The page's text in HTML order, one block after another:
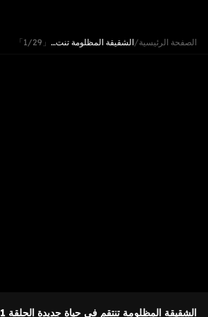
الصفحة الرئيسية/الشقيقة المظلومة تنت… 「1/29」
الشقيقة المظلومة تنتقم في حياة جديدة الحلقة 1